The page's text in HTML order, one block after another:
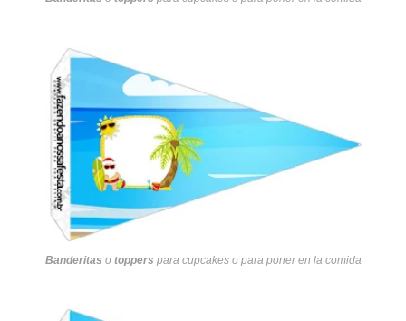
Banderitas o toppers para cupcakes o para poner en la comida